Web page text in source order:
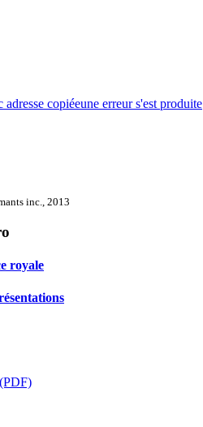
adresse copiéeune erreur s'est produite
inc., 2013
royale